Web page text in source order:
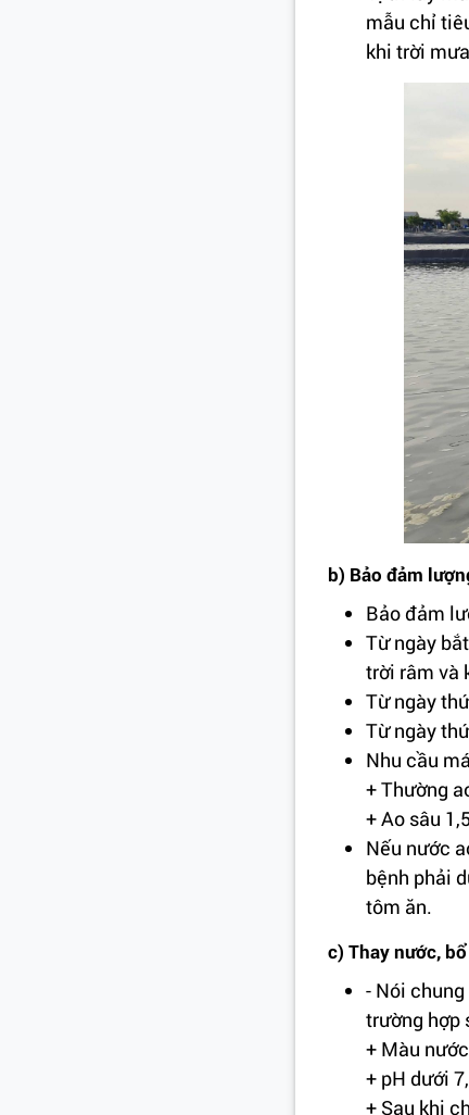
mẫu chỉ
khi trời
b) Bảo đảm
Bảo đảm
Từ ngày
trời râm và
Từ ngày
Từ ngày
Nhu cầu
+ Thường
+ Ao sâu
Nếu nước
bệnh phải
tôm ăn.
c) Thay nước,
- Nói
trường hợp
+ Màu
+ pH dưới
+ Sau khi